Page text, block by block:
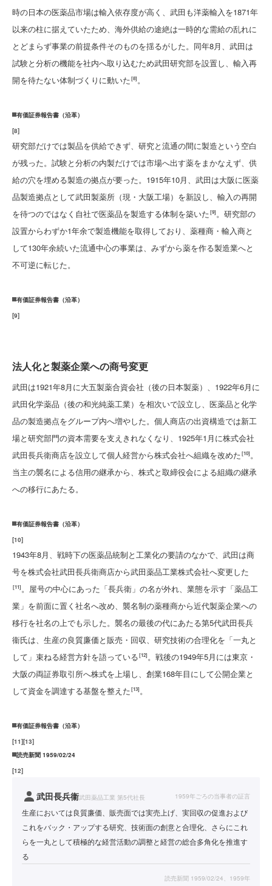
時の日本の医薬品市場は輸入依存度が高く、武田も洋薬輸入を1871年
以来の柱に据えていたため、海外供給の途絶は一時的な需給の乱れに
とどまらず事業の前提条件そのものを揺るがした。同年8月、武田は
試験と分析の機能を社内へ取り込むため武田研究部を設置し、輸入再
開を待たない体制づくりに動いた[8]。
有価証券報告書（沿革）
[8]
研究部だけでは製品を供給できず、研究と流通の間に製造という空白
が残った。試験と分析の内製だけでは市場へ出す薬をまかなえず、供
給の穴を埋める製造の拠点が要った。1915年10月、武田は大阪に医薬
品製造拠点として武田製薬所（現・大阪工場）を新設し、輸入の再開
を待つのではなく自社で医薬品を製造する体制を築いた[9]。研究部の
設置からわずか1年余で製造機能を取得しており、薬種商・輸入商と
して130年余続いた流通中心の事業は、みずから薬を作る製造業へと
不可逆に転じた。
有価証券報告書（沿革）
[9]
法人化と製薬企業への商号変更
武田は1921年8月に大五製薬合資会社（後の日本製薬）、1922年6月に
武田化学薬品（後の和光純薬工業）を相次いで設立し、医薬品と化学
品の製造拠点をグループ内へ増やした。個人商店の出資構造では新工
場と研究部門の資本需要を支えきれなくなり、1925年1月に株式会社
武田長兵衛商店を設立して個人経営から株式会社へ組織を改めた[10]。
当主の襲名による信用の継承から、株式と取締役会による組織の継承
への移行にあたる。
有価証券報告書（沿革）
[10]
1943年8月、戦時下の医薬品統制と工業化の要請のなかで、武田は商
号を株式会社武田長兵衛商店から武田薬品工業株式会社へ変更した
[11]。屋号の中心にあった「長兵衛」の名が外れ、業態を示す「薬品工
業」を前面に置く社名へ改め、襲名制の薬種商から近代製薬企業への
移行を社名の上でも示した。襲名の最後の代にあたる第5代武田長兵
衞氏は、生産の良質廉価と販売・回収、研究技術の合理化を「一丸と
して」束ねる経営方針を語っている[12]。戦後の1949年5月には東京・
大阪の両証券取引所へ株式を上場し、創業168年目にして公開企業と
して資金を調達する基盤を整えた[13]。
有価証券報告書（沿革）
[11][13]
読売新聞 1959/02/24
[12]
武田長兵衞武田薬品工業 第5代社長 1959年ごろの当事者の証言
生産においては良質廉価、販売面では実売上げ、実回収の促進および
これをバック・アップする研究、技術面の創意と合理化、さらにこれ
らを一丸として積極的な経営活動の調整と経営の総合多角化を推進す
る
読売新聞 1959/02/24、1959年